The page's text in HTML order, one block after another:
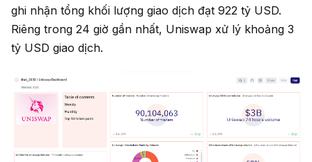
ghi nhận tổng khối lượng giao dịch đạt 922 tỷ USD.
Riêng trong 24 giờ gần nhất, Uniswap xử lý khoảng 3
tỷ USD giao dịch.